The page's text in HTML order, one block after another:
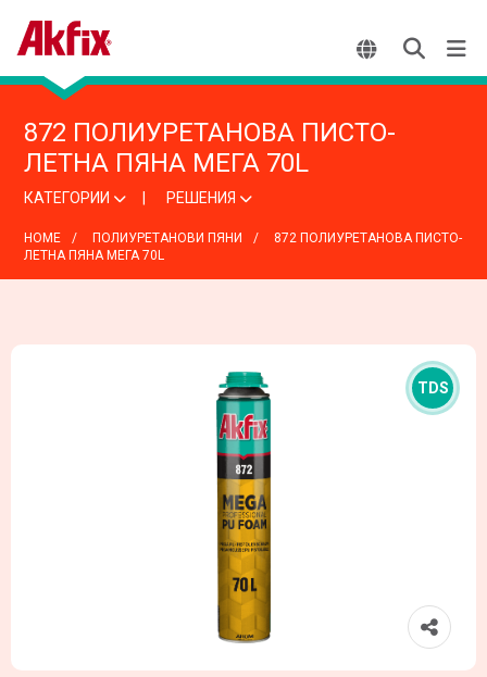
872 ПОЛИУРЕТАНОВА ПИСТО-
ЛЕТНА ПЯНА МЕГА 70L
КАТЕГОРИИ РЕШЕНИЯ
HOME ПОЛИУРЕТАНОВИ ПЯНИ
872 ПОЛИУРЕТАНОВА ПИСТО-
ЛЕТНА ПЯНА МЕГА 70L
TDS